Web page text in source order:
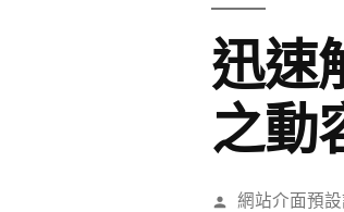
迅速
之動
作
網站介面預